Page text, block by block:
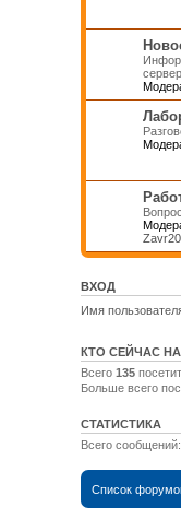
ВХОД
Имя
КТО СЕЙЧАС
Всего 135
Больше всего
СТАТИСТИКА
Всего сообщений:
Список